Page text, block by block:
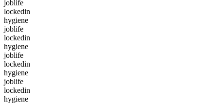
joblife
lockedin
hygiene
joblife
lockedin
hygiene
joblife
lockedin
hygiene
joblife
lockedin
hygiene